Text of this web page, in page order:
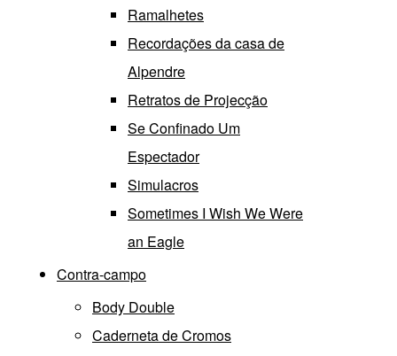
Ramalhetes
Recordações da casa de
Alpendre
Retratos de Projecção
Se Confinado Um
Espectador
Simulacros
Sometimes I Wish We Were
an Eagle
Contra-campo
Body Double
Caderneta de Cromos